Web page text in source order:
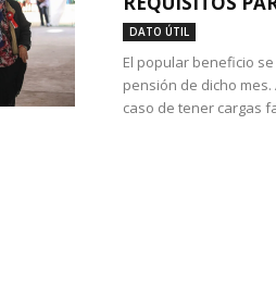
DATO ÚTIL
El popular beneficio
pensión de dicho
caso de tener cargas